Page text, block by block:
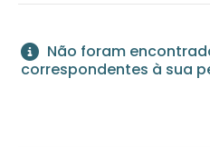
Não foram
correspondentes à sua